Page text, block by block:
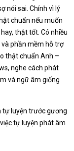
nói sai. Chính vì lý
chuẩn nếu muốn
thật tốt. Có nhiều
và phần mềm hỗ trợ
thật chuẩn Anh –
nghe cách phát
và ngữ âm giống
tự luyện trước gương
tự luyện phát âm